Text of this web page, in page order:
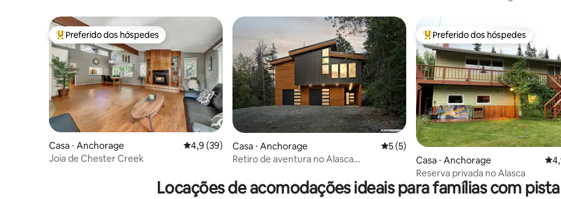
Entre os melhores preferidos dos hóspedes
Preferido dos hóspedes
Casa ⋅ Anchorage 4,9 de uma avaliação média de 5, 39 avaliações
4,9 (39)
Joia de Chester Creek
Casa ⋅ Anchorage 5 de uma avaliação média de 5, 5
5 (5)
Retiro de aventura no Alasca
Entre os melhores preferidos dos
Preferido dos hóspedes
Casa ⋅ Anchorage
Reserva privada no Alasca
Locações de acomodações ideais para famílias com